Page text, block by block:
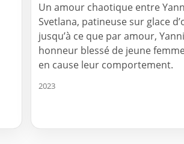
Un amour chaotique entre
Svetlana, patineuse sur glace
jusqu’à ce que par amour,
honneur blessé de jeune
en cause leur comportement.
2023